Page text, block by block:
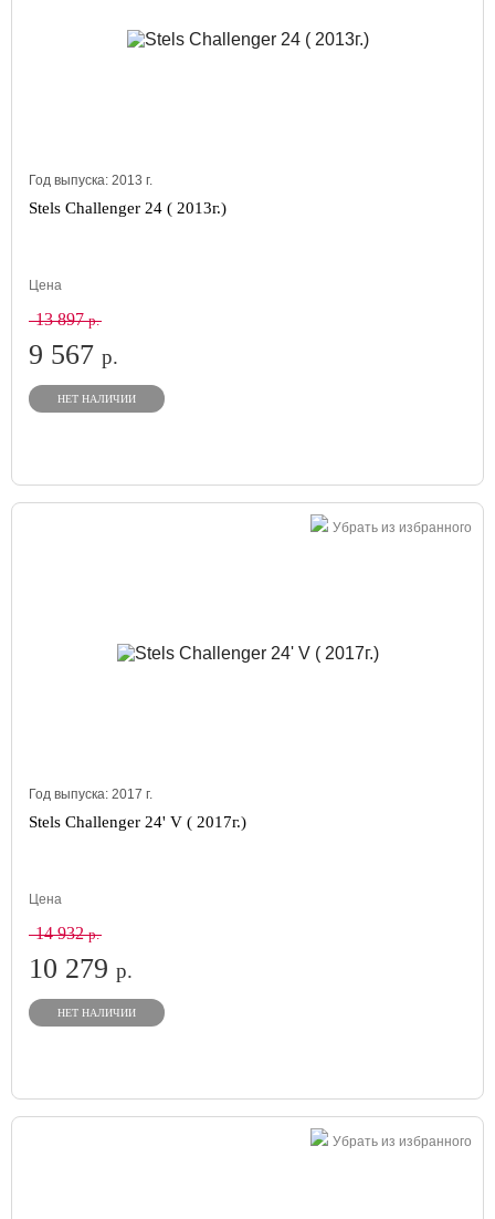
Год выпуска: 2013 г.
Stels Challenger 24 ( 2013г.)
Цена
13 897р.
9 567 р.
НЕТ НАЛИЧИИ
Убрать из избранного
Год выпуска: 2017 г.
Stels Challenger 24' V ( 2017г.)
Цена
14 932р.
10 279 р.
НЕТ НАЛИЧИИ
Убрать из избранного